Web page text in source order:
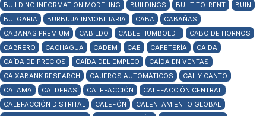
BUILDING INFORMATION MODELING
BUILDINGS BUILT-TO-RENT
BUIN
BULGARIA
BURBUJA INMOBILIARIA CABA
CABAÑAS
CABAÑAS PREMIUM
CABILDO CABLE HUMBOLDT
CABO DE HORNOS
CABRERO
CACHAGUA CADEM CAE CAFETERÍA
CAÍDA
CAÍDA DE PRECIOS
CAÍDA DEL EMPLEO
CAÍDA EN VENTAS
CAIXABANK RESEARCH
CAJEROS AUTOMÁTICOS
CAL Y CANTO
CALAMA
CALDERAS CALEFACCIÓN
CALEFACCIÓN CENTRAL
CALEFACCIÓN DISTRITAL
CALEFÓN
CALENTAMIENTO GLOBAL